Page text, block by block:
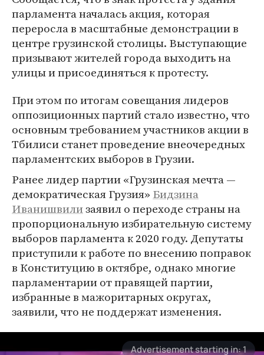
парламента началась акция, которая
переросла в масштабные демонстрации в
центре грузинской столицы. Выступающие
призывают жителей города выходить на
улицы и присоединяться к протесту.
При этом по итогам совещания лидеров
оппозиционных партий стало известно, что
основным требованием участников акции в
Тбилиси станет проведение внеочередных
парламентских выборов в Грузии.
Ранее лидер партии «Грузинская мечта —
демократическая Грузия» Бидзина
Иванишвилизаявил о переходе страны на
пропорциональную избирательную систему
выборов парламента к 2020 году. Депутаты
приступили к работе по внесению поправок
в Конституцию в октябре, однако многие
парламентарии от правящей партии,
избранные в мажоритарных округах,
заявили, что не поддержат изменения.